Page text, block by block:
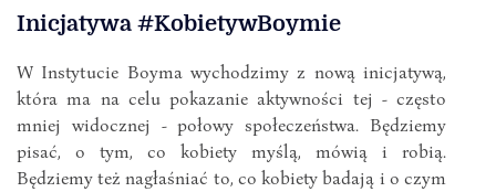
Inicjatywa #KobietywBoymie
W Instytucie Boyma wychodzimy z nową inicjatywą,
która ma na celu pokazanie aktywności tej - często
mniej widocznej - połowy społeczeństwa. Będziemy
pisać, o tym, co kobiety myślą, mówią i robią.
Będziemy też nagłaśniać to, co kobiety badają i o czym